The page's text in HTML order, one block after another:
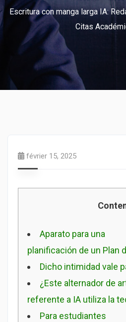
Escritura con manga larga IA:
Citas
février 15, 2025
Aparato para una
planificación de un Plan
Dicho intimidad vale
¿Este alternador de
referente a IA utiliza la
Para estudiantes